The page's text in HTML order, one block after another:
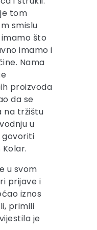
tom
smislu
što
imamo i
Nama
proizvoda
da se
na tržištu
u
govoriti
u svom
prijave i
iznos
primili
je